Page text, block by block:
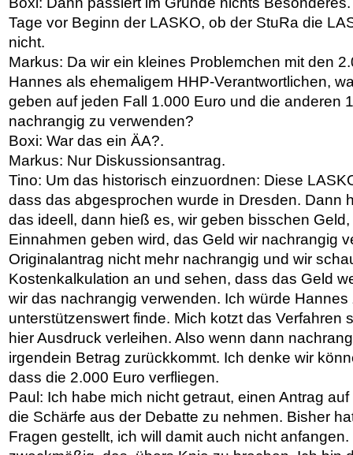
Tage vor Beginn der LASKO, ob der StuRa die
nicht.
Markus: Da wir ein kleines Problemchen mit den
Hannes als ehemaligem HHP-Verantwortlichen,
geben auf jeden Fall 1.000 Euro und die anderen
nachrangig zu verwenden?
Boxi: War das ein ÄA?.
Markus: Nur Diskussionsantrag.
Tino: Um das historisch einzuordnen: Diese
dass das abgesprochen wurde in Dresden. Dann
das ideell, dann hieß es, wir geben bisschen
Einnahmen geben wird, das Geld wir nachrangig
Originalantrag nicht mehr nachrangig und wir
Kostenkalkulation an und sehen, dass das Geld
wir das nachrangig verwenden. Ich würde
unterstützenswert finde. Mich kotzt das Verfahren
hier Ausdruck verleihen. Also wenn dann
irgendein Betrag zurückkommt. Ich denke wir
dass die 2.000 Euro verfliegen.
Paul: Ich habe mich nicht getraut, einen Antrag
die Schärfe aus der Debatte zu nehmen. Bisher
Fragen gestellt, ich will damit auch nicht